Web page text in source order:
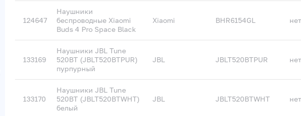
124647
Наушники
беспроводные Xiaomi
Buds 4 Pro Space Black
Xiaomi BHR6154GL нет
133169
Наушники JBL Tune
520BT (JBLT520BTPUR)
пурпурный
JBL JBLT520BTPUR нет
133170
Наушники JBL Tune
520BT (JBLT520BTWHT)
белый
JBL JBLT520BTWHT нет